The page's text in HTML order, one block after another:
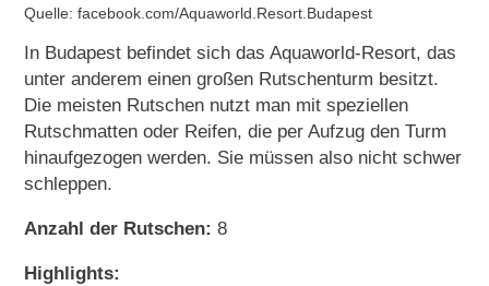
Quelle: facebook.com/Aquaworld.Resort.Budapest
In Budapest befindet sich das Aquaworld-Resort, das
unter anderem einen großen Rutschenturm besitzt.
Die meisten Rutschen nutzt man mit speziellen
Rutschmatten oder Reifen, die per Aufzug den Turm
hinaufgezogen werden. Sie müssen also nicht schwer
schleppen.
Anzahl der Rutschen: 8
Highlights: